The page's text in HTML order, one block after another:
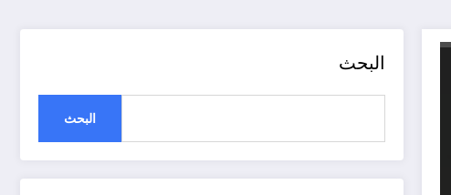
البحث
البحث